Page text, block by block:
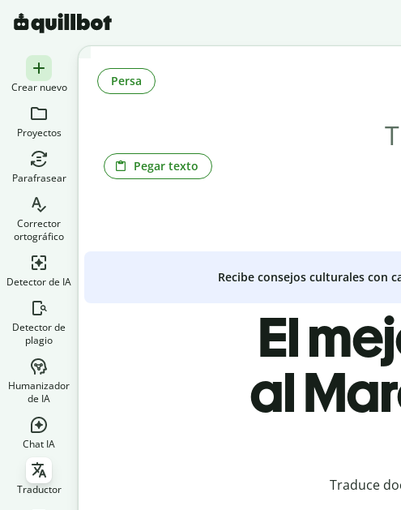
Crear nuevo
Proyectos
Parafrasear
Corrector
ortográfico
Detector de IA
Detector de
plagio
Humanizador
de IA
Chat IA
Traductor
Pegar texto
Persa
Recibe consejos culturales con
El
al
Traduce